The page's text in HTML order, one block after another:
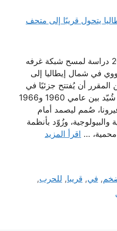
بعد أن بدأت في عام 2022 دراسة لمسح شبكة غرفه
في شمال إيطاليا إلى
أن يُفتتح جزئيًا في
العام المقبل. الملجأ الذي شُيّد بين عامي 1960 و1966
صُمم ليصمد أمام
والبيولوجية، وزُوّد بأنظمة
… اقرأ المزيد
, في, قريبا, للحرب,